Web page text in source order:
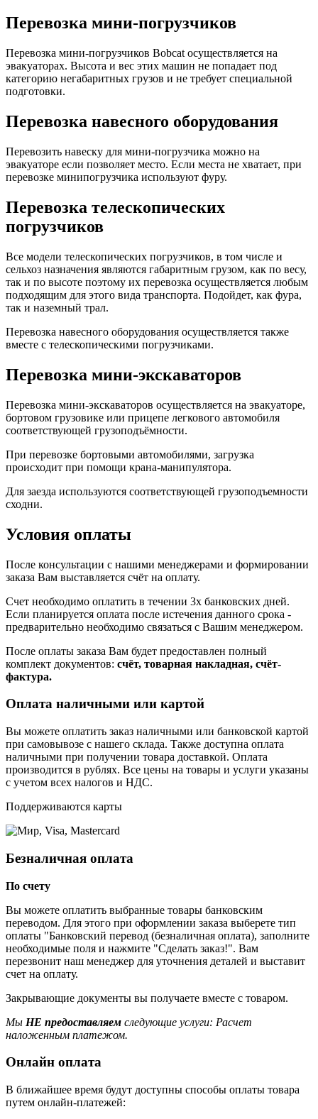
Перевозка мини-погрузчиков
Перевозка мини-погрузчиков Bobcat осуществляется на
эвакуаторах. Высота и вес этих машин не попадает под
категорию негабаритных грузов и не требует специальной
подготовки.
Перевозка навесного оборудования
Перевозить навеску для мини-погрузчика можно на
эвакуаторе если позволяет место. Если места не хватает, при
перевозке минипогрузчика используют фуру.
Перевозка телескопических
погрузчиков
Все модели телескопических погрузчиков, в том числе и
сельхоз назначения являются габаритным грузом, как по весу,
так и по высоте поэтому их перевозка осуществляется любым
подходящим для этого вида транспорта. Подойдет, как фура,
так и наземный трал.
Перевозка навесного оборудования осуществляется также
вместе с телескопическими погрузчиками.
Перевозка мини-экскаваторов
Перевозка мини-экскаваторов осуществляется на эвакуаторе,
бортовом грузовике или прицепе легкового автомобиля
соответствующей грузоподъёмности.
При перевозке бортовыми автомобилями, загрузка
происходит при помощи крана-манипулятора.
Для заезда используются соответствующей грузоподъемности
сходни.
Условия оплаты
После консультации с нашими менеджерами и формировании
заказа Вам выставляется счёт на оплату.
Счет необходимо оплатить в течении 3х банковских дней.
Если планируется оплата после истечения данного срока -
предварительно необходимо связаться с Вашим менеджером.
После оплаты заказа Вам будет предоставлен полный
комплект документов: счёт, товарная накладная, счёт-
фактура.
Оплата наличными или картой
Вы можете оплатить заказ наличными или банковской картой
при самовывозе с нашего склада. Также доступна оплата
наличными при получении товара доставкой. Оплата
производится в рублях. Все цены на товары и услуги указаны
с учетом всех налогов и НДС.
Поддерживаются карты
Безналичная оплата
По счету
Вы можете оплатить выбранные товары банковским
переводом. Для этого при оформлении заказа выберете тип
оплаты "Банковский перевод (безналичная оплата), заполните
необходимые поля и нажмите "Сделать заказ!". Вам
перезвонит наш менеджер для уточнения деталей и выставит
счет на оплату.
Закрывающие документы вы получаете вместе с товаром.
Мы НЕ предоставляем следующие услуги: Расчет
наложенным платежом.
Онлайн оплата
В ближайшее время будут доступны способы оплаты товара
путем онлайн-платежей: